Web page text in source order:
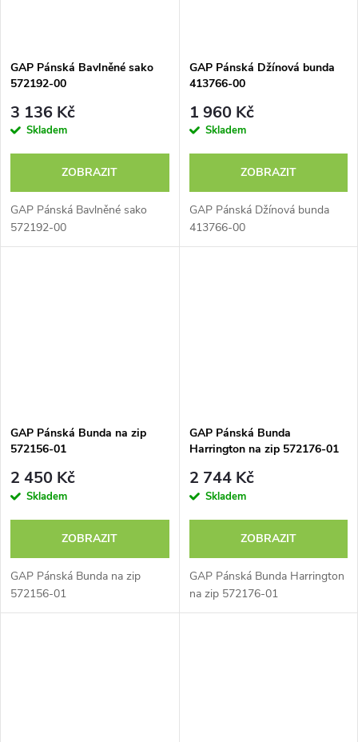
GAP Pánská Bavlněné sako
572192-00
3 136 Kč
Skladem
ZOBRAZIT
GAP Pánská Bavlněné sako
572192-00
GAP Pánská Džínová bunda
413766-00
1 960 Kč
Skladem
ZOBRAZIT
GAP Pánská Džínová bunda
413766-00
GAP Pánská Bunda na zip
572156-01
2 450 Kč
Skladem
ZOBRAZIT
GAP Pánská Bunda na zip
572156-01
GAP Pánská Bunda
Harrington na zip 572176-01
2 744 Kč
Skladem
ZOBRAZIT
GAP Pánská Bunda Harrington
na zip 572176-01